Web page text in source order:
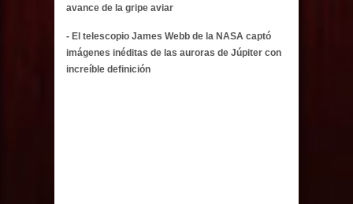
avance de la gripe aviar
- El telescopio James Webb de la NASA captó
imágenes inéditas de las auroras de Júpiter con
increíble definición